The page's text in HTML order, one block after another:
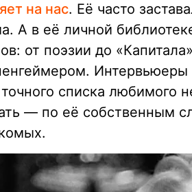
на нас. Её часто
А в её личной
от поэзии до
Интервьюеры
точного списка любимого
— по её собственным